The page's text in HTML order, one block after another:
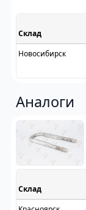
Склад
Новосибирск
Аналоги
Склад